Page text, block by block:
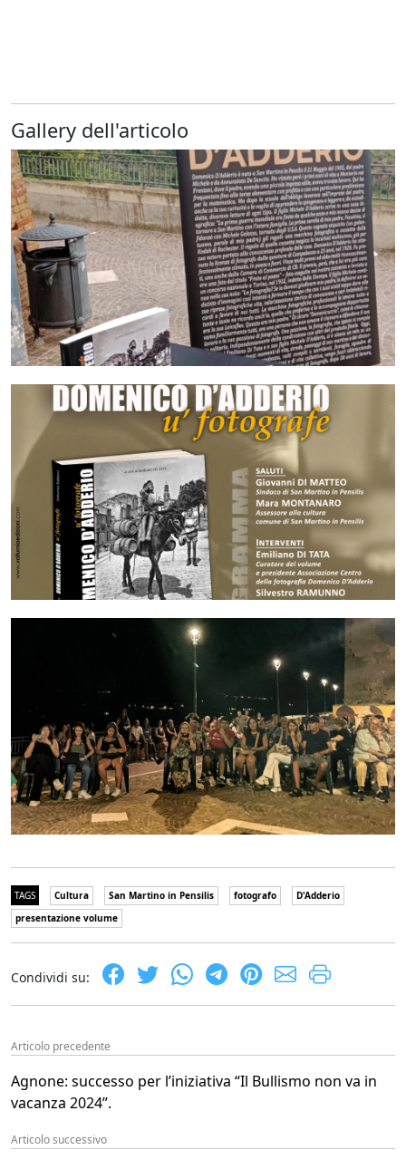
Gallery dell'articolo
TAGS Cultura San Martino in Pensilis fotografo
D'Adderio
presentazione volume
Condividi su:
Articolo precedente
Agnone: successo per l’iniziativa “Il Bullismo non va in
vacanza 2024”.
Articolo successivo